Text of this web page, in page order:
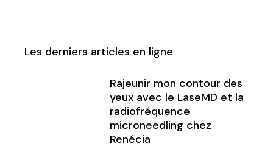
Les derniers articles en ligne
Rajeunir mon contour des
yeux avec le LaseMD et la
radiofréquence
microneedling chez
Renécia